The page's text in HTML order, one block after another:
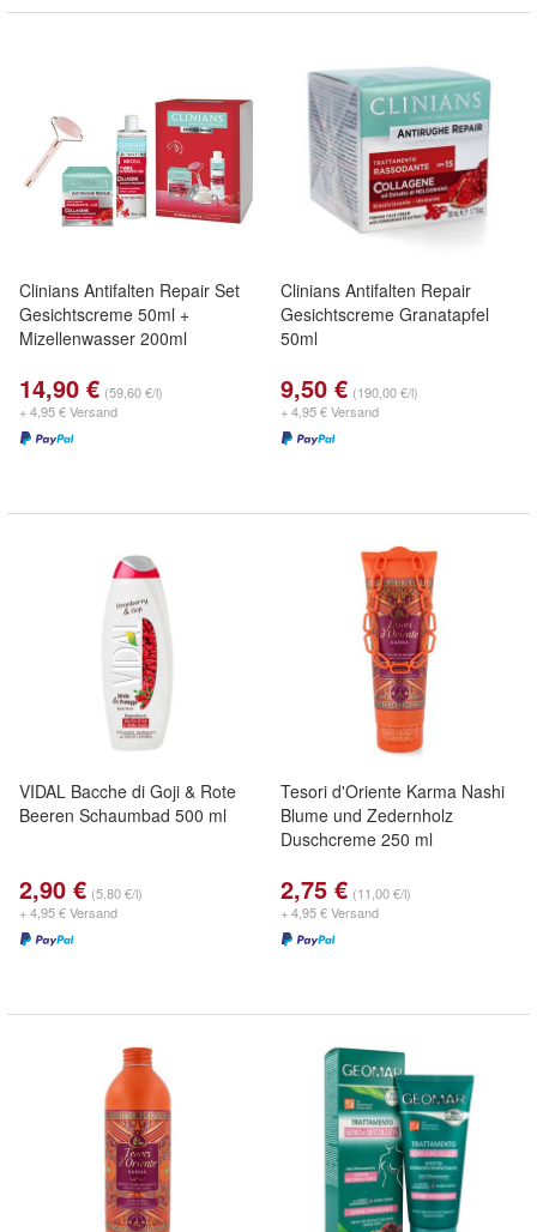
Clinians Antifalten Repair Set
Gesichtscreme 50ml +
Mizellenwasser 200ml
14,90 € (59,60 €/l)
+ 4,95 € Versand
Clinians Antifalten Repair
Gesichtscreme Granatapfel
50ml
9,50 € (190,00 €/l)
+ 4,95 € Versand
VIDAL Bacche di Goji & Rote
Beeren Schaumbad 500 ml
2,90 € (5,80 €/l)
+ 4,95 € Versand
Tesori d'Oriente Karma Nashi
Blume und Zedernholz
Duschcreme 250 ml
2,75 € (11,00 €/l)
+ 4,95 € Versand